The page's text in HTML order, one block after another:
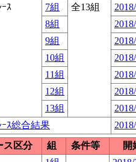
ｰｽ 全13組
7組
8組
9組
10組
11組
12組
13組
ｰｽ総合結果
ス区分 組 条件等
開